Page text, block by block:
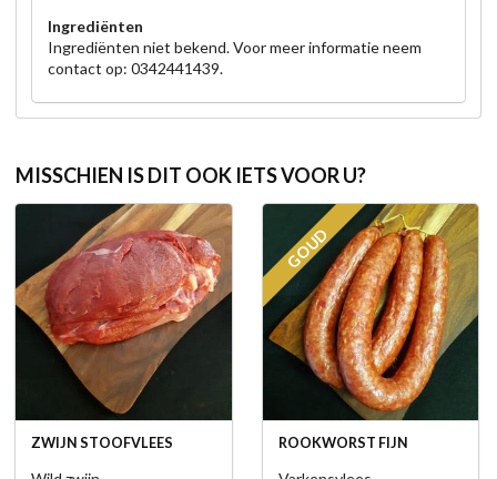
Ingrediënten
Ingrediënten niet bekend. Voor meer informatie neem
contact op: 0342441439.
MISSCHIEN IS DIT OOK IETS VOOR U?
ZWIJN STOOFVLEES
GOUD
ROOKWORST FIJN